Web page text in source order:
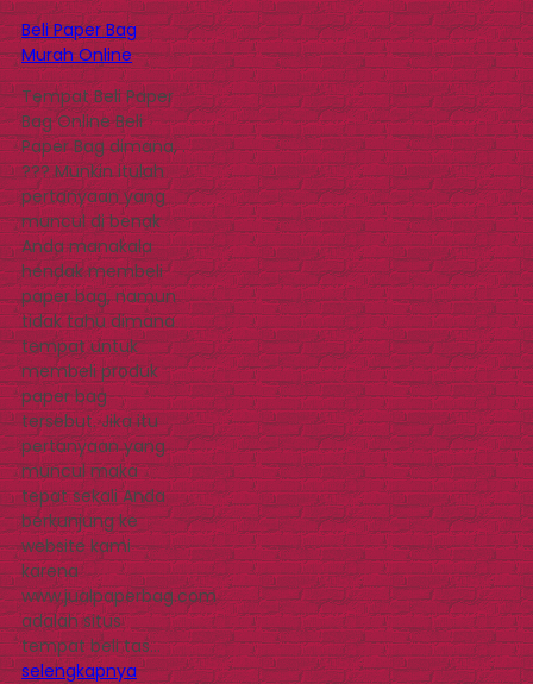
Beli Paper Bag
Murah Online
Tempat Beli Paper
Bag Online Beli
Paper Bag dimana, .
??? Munkin itulah
pertanyaan yang
muncul di benak
Anda manakala
hendak membeli
paper bag, namun
tidak tahu dimana
tempat untuk
membeli produk
paper bag
tersebut. Jika itu
pertanyaan yang
muncul maka
tepat sekali Anda
berkunjung ke
website kami
karena
www.jualpaperbag.com
adalah situs
tempat beli tas…
selengkapnya